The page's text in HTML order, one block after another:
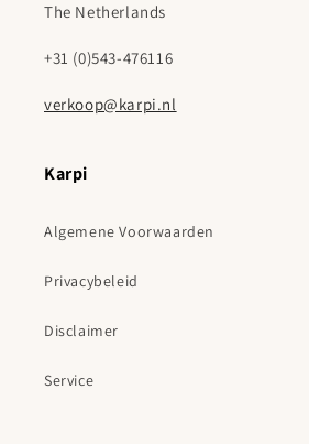
The Netherlands
+31 (0)543-476116
verkoop@karpi.nl
Karpi
Algemene Voorwaarden
Privacybeleid
Disclaimer
Service